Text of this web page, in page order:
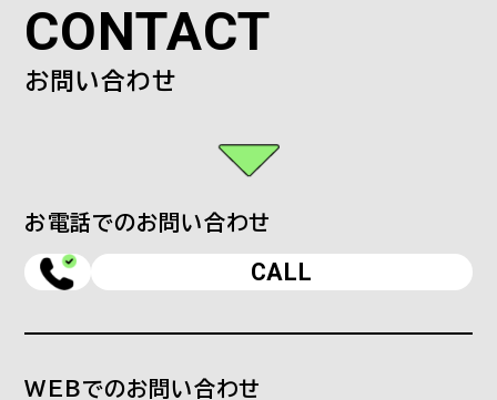
CONTACT
お問い合わせ
お電話でのお問い合わせ
CALL
WEBでのお問い合わせ